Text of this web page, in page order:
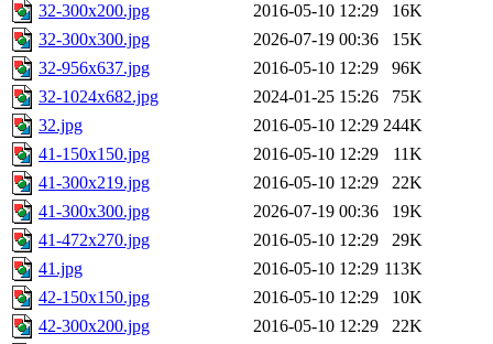
32-300x200.jpg
2016-05-10 12:29
16K
32-300x300.jpg
2026-07-19 00:36
15K
32-956x637.jpg
2016-05-10 12:29
96K
32-1024x682.jpg
2024-01-25 15:26
75K
32.jpg
2016-05-10 12:29 244K
41-150x150.jpg
2016-05-10 12:29
11K
41-300x219.jpg
2016-05-10 12:29
22K
41-300x300.jpg
2026-07-19 00:36
19K
41-472x270.jpg
2016-05-10 12:29
29K
41.jpg
2016-05-10 12:29 113K
42-150x150.jpg
2016-05-10 12:29
10K
42-300x200.jpg
2016-05-10 12:29
22K